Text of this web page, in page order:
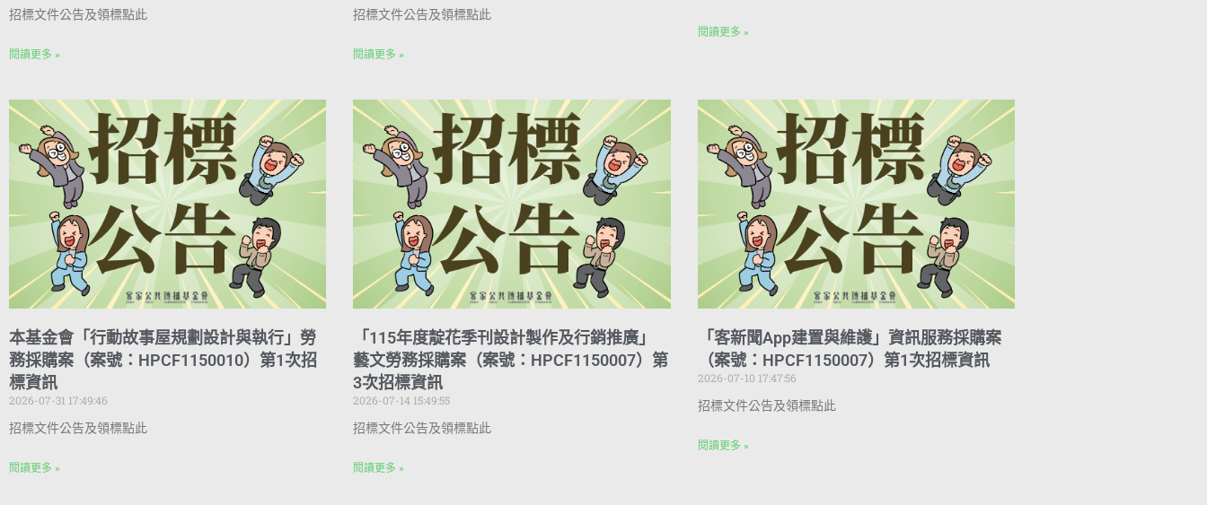
招標文件公告及領標點此
閱讀更多 »
招標文件公告及領標點此
閱讀更多 »
閱讀更多 »
本基金會「行動故事屋規劃設計與執行」勞
務採購案（案號：HPCF1150010）第1次招
標資訊
2026-07-31 17:49:46
招標文件公告及領標點此
閱讀更多 »
「115年度靛花季刊設計製作及行銷推廣」
藝文勞務採購案（案號：HPCF1150007）第
3次招標資訊
2026-07-14 15:49:55
招標文件公告及領標點此
閱讀更多 »
「客新聞App建置與維護」資訊服務採購案
（案號：HPCF1150007）第1次招標資訊
2026-07-10 17:47:56
招標文件公告及領標點此
閱讀更多 »